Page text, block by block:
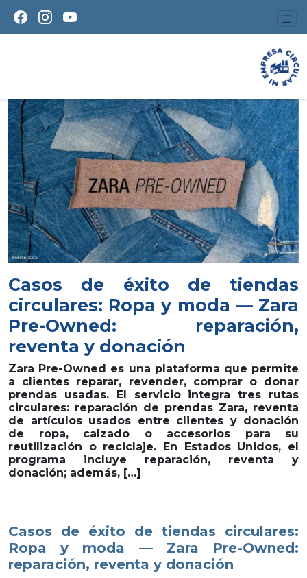
Casos de éxito de tiendas
circulares: Ropa y moda — Zara
Pre-Owned: reparación,
reventa y donación
Zara Pre-Owned es una plataforma que permite
a clientes reparar, revender, comprar o donar
prendas usadas. El servicio integra tres rutas
circulares: reparación de prendas Zara, reventa
de artículos usados entre clientes y donación
de ropa, calzado o accesorios para su
reutilización o reciclaje. En Estados Unidos, el
programa incluye reparación, reventa y
donación; además, […]
Casos de éxito de tiendas circulares:
Ropa y moda — Zara Pre-Owned:
reparación, reventa y donación